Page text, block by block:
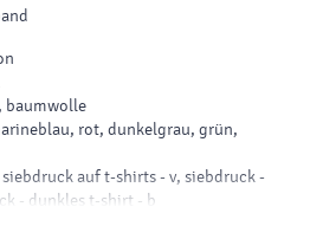
baumwolle
rot, dunkelgrau, grün,
auf t-shirts - v, siebdruck -
- dunkles t-shirt - b